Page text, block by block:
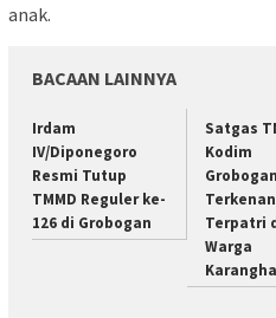
anak.
BACAAN LAINNYA
Irdam
IV/Diponegoro
Resmi Tutup
TMMD Reguler ke-
126 di Grobogan
Satgas
Kodim
Grobogan
Terpatri
Warga